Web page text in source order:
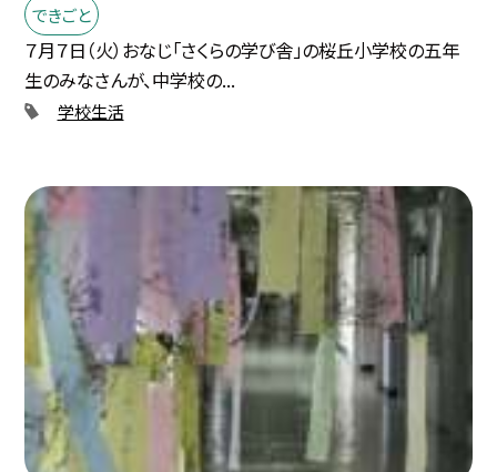
できごと
７月７日（火）おなじ「さくらの学び舎」の桜丘小学校の五年
生のみなさんが、中学校の...
学校生活